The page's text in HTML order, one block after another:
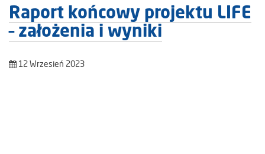
Raport końcowy projektu LIFE
– założenia i wyniki
12 Wrzesień 2023